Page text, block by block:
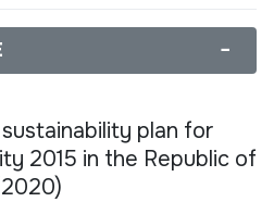
−
plan for
2015 in the Republic of